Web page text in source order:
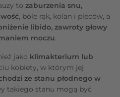
to zaburzenia snu,
, bóle rąk, kolan i pleców, a
libido, zawroty głowy
moczu.
jako klimakterium lub
kobiety, w którym jej
ze stanu płodnego w
takiego stanu mogą być